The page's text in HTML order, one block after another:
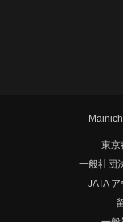
東京
一般社団
JATA